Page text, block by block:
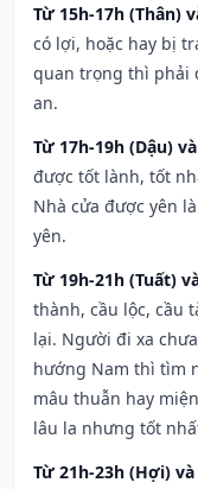
Từ 15h-17h (Thân)
có lợi, hoặc hay bị
quan trọng thì phải
an.
Từ 17h-19h (Dậu)
được tốt lành, tốt
Nhà cửa được yên
yên.
Từ 19h-21h (Tuất)
thành, cầu lộc, cầu
lại. Người đi xa
hướng Nam thì tìm
mâu thuẫn hay
lâu la nhưng tốt
Từ 21h-23h (Hợi)